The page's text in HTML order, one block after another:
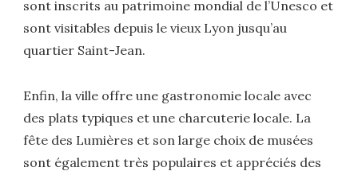
sont inscrits au patrimoine mondial de l’Unesco et
sont visitables depuis le vieux Lyon jusqu’au
quartier Saint-Jean.
Enfin, la ville offre une gastronomie locale avec
des plats typiques et une charcuterie locale. La
fête des Lumières et son large choix de musées
sont également très populaires et appréciés des